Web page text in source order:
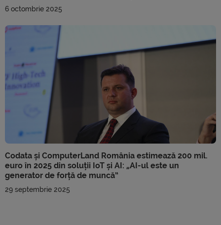
6 octombrie 2025
Codata și ComputerLand România estimează 200 mil.
euro în 2025 din soluții IoT și AI: „AI-ul este un
generator de forță de muncă”
29 septembrie 2025